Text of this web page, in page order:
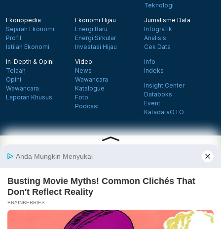
Teknologi
Ekonopedia
Sejarah Ekonomi
Profil
Istilah Ekonomi
Ekonomi Hijau
Energi Baru
Energi Sirkular
Investasi Hijau
Jurnalisme Data
Infografik
Analisis
Cek Data
In-Depth & Opini
Telaah
Opini
Wawancara
Laporan Khusus
Video
News
Wawancara
Katalogue
Foto
Podcast
Info
Indeks
Insight Center
Databoks
Event
KatadataOTO
Follow us on Facebook